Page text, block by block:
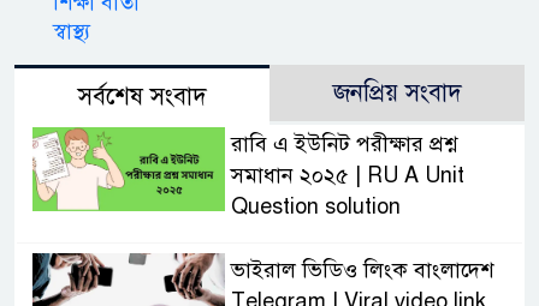
স্বাস্থ্য
সর্বশেষ সংবাদ জনপ্রিয় সংবাদ
রাবি এ ইউনিট পরীক্ষার প্রশ্ন
সমাধান ২০২৫ | RU A Unit
Question solution
ভাইরাল ভিডিও লিংক বাংলাদেশ